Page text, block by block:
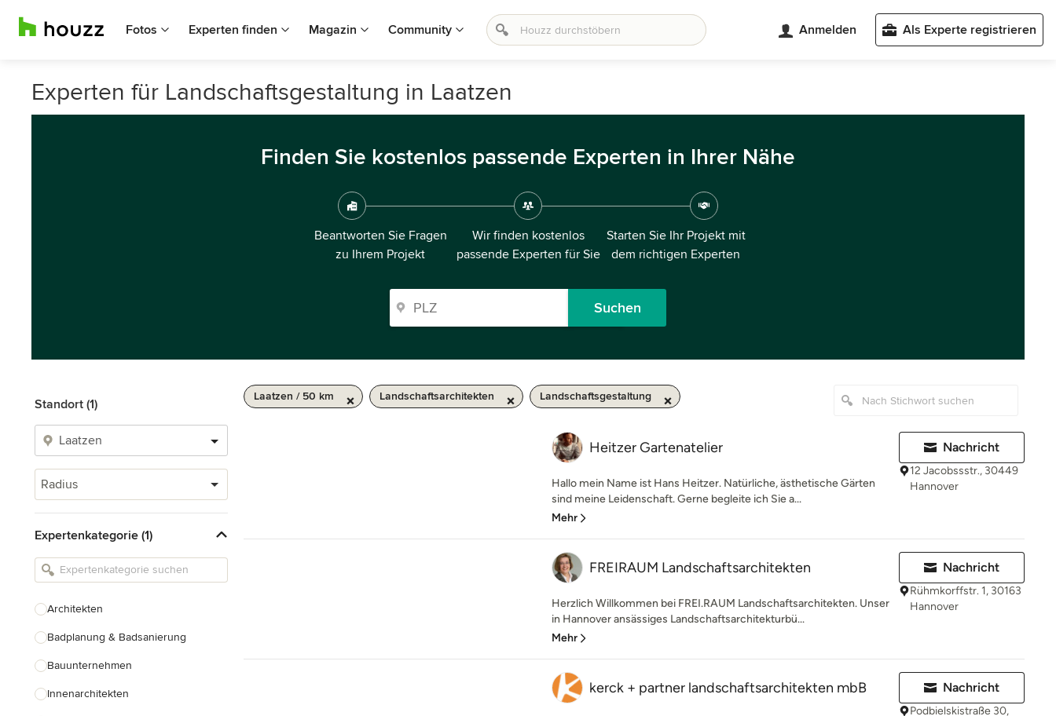
Fotos Experten finden Magazin Community Anmelden Als Experte registrieren
Experten für Landschaftsgestaltung in Laatzen
Finden Sie kostenlos passende Experten in Ihrer Nähe
Beantworten Sie Fragen
zu Ihrem Projekt
Wir finden kostenlos
passende Experten für Sie
Starten Sie Ihr Projekt mit
dem richtigen Experten
Suchen
Standort (1)
Radius
Expertenkategorie (1)
Architekten
Badplanung & Badsanierung
Bauunternehmen
Innenarchitekten
Laatzen / 50 km Landschaftsarchitekten Landschaftsgestaltung
Heitzer Gartenatelier
Hallo mein Name ist Hans Heitzer. Natürliche, ästhetische Gärten
sind meine Leidenschaft. Gerne begleite ich Sie a...
Mehr
Nachricht
12 Jacobssstr., 30449
Hannover
FREIRAUM Landschaftsarchitekten
Herzlich Willkommen bei FREI.RAUM Landschaftsarchitekten. Unser
in Hannover ansässiges Landschaftsarchitekturbü...
Mehr
Nachricht
Rühmkorffstr. 1, 30163
Hannover
kerck + partner landschaftsarchitekten mbB Nachricht
Podbielskistraße 30,